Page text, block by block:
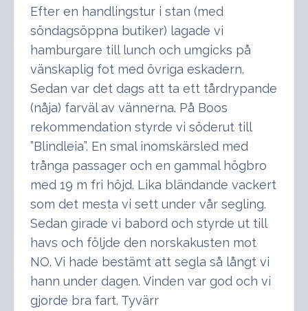
Efter en handlingstur i stan (med
söndagsöppna butiker) lagade vi
hamburgare till lunch och umgicks på
vänskaplig fot med övriga eskadern.
Sedan var det dags att ta ett tårdrypande
(nåja) farväl av vännerna. På Boos
rekommendation styrde vi söderut till
”Blindleia”. En smal inomskärsled med
trånga passager och en gammal högbro
med 19 m fri höjd. Lika bländande vackert
som det mesta vi sett under vår segling.
Sedan girade vi babord och styrde ut till
havs och följde den norskakusten mot
NO. Vi hade bestämt att segla så långt vi
hann under dagen. Vinden var god och vi
gjorde bra fart. Tyvärr